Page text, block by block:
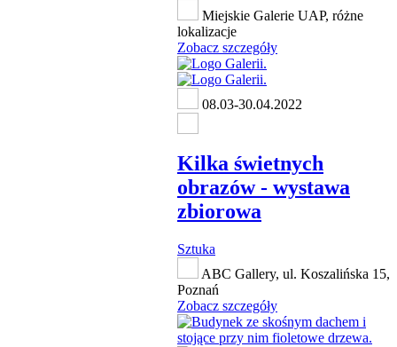
Miejskie Galerie UAP, różne
lokalizacje
Zobacz szczegóły
08.03-30.04.2022
Kilka świetnych
obrazów - wystawa
zbiorowa
Sztuka
ABC Gallery, ul. Koszalińska 15,
Poznań
Zobacz szczegóły